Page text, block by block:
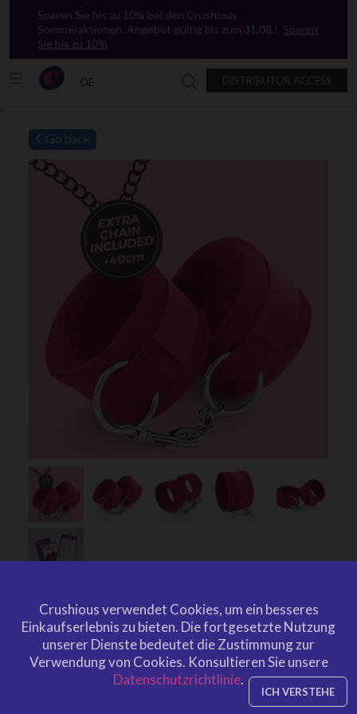
`
Sparen Sie bis zu 10% bei den Crushious
Sommeraktionen. Angebot gültig bis zum 31.08.! Sparen
Sie bis zu 10%
DE DISTRIBUTOR ACCESS
Go back
TOUGH LOVE VELCRO
HANDCUFFS WITH EXTRA
40CM CHAIN CRUSHIOUS PINK
Crushious verwendet Cookies, um ein besseres
Einkaufserlebnis zu bieten. Die fortgesetzte Nutzung
unserer Dienste bedeutet die Zustimmung zur
Verwendung von Cookies. Konsultieren Sie unsere
Datenschutzrichtlinie.
ICH VERSTEHE